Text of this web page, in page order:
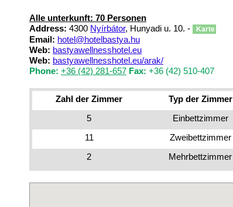
Alle unterkunft: 70 Personen
Address: 4300 Nyírbátor, Hunyadi u. 10. - Karte
Email: hotel@hotelbastya.hu
Web: bastyawellnesshotel.eu
Web: bastyawellnesshotel.eu/arak/
Phone: +36 (42) 281-657 Fax: +36 (42) 510-407
Zahl der Zimmer Typ der Zimmer
5 Einbettzimmer
11 Zweibettzimmer
2 Mehrbettzimmer